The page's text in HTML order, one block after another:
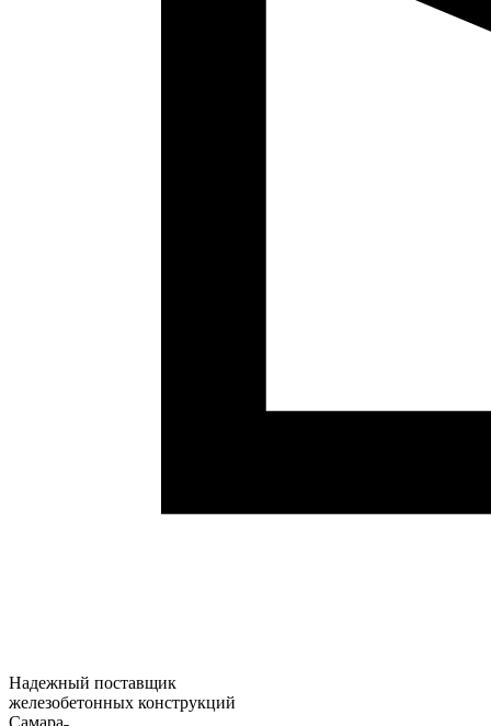
Надежный поставщик
железобетонных конструкций
Самара